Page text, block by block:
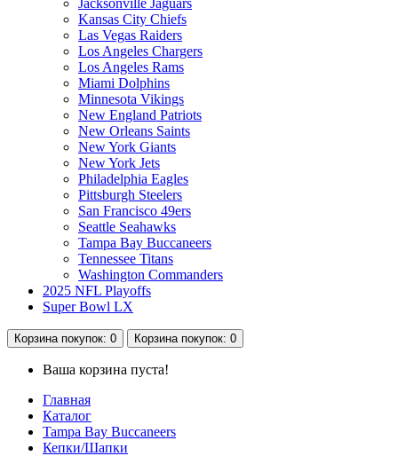
Kansas City Chiefs
Las Vegas Raiders
Los Angeles Chargers
Los Angeles Rams
Miami Dolphins
Minnesota Vikings
New England Patriots
New Orleans Saints
New York Giants
New York Jets
Philadelphia Eagles
Pittsburgh Steelers
San Francisco 49ers
Seattle Seahawks
Tampa Bay Buccaneers
Tennessee Titans
Washington Commanders
2025 NFL Playoffs
Super Bowl LX
Корзина покупок: 0 Корзина покупок: 0
Ваша корзина пуста!
Главная
Каталог
Tampa Bay Buccaneers
Кепки/Шапки